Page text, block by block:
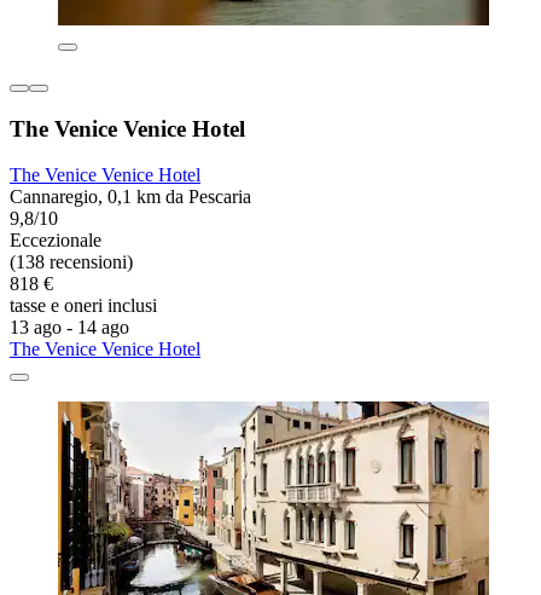
The Venice Venice Hotel
The Venice Venice Hotel
Cannaregio, 0,1 km da Pescaria
9,8/10
Eccezionale
(138 recensioni)
818 €
tasse e oneri inclusi
13 ago - 14 ago
The Venice Venice Hotel